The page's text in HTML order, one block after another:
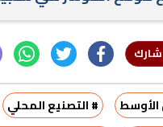
الأوسط
# التصنيع المحلي